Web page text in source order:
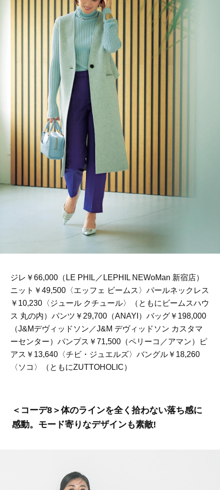
ジレ￥66,000（LE PHIL／LEPHIL NEWoMan 新宿店）
ニット￥49,500〈エッフェ ビームス〉パールネックレス
￥10,230〈ジュール クチュール〉（ともにビームスハウ
ス 丸の内）パンツ￥29,700（ANAYI）バッグ￥198,000
（J&Mデヴィッドソン／J&M デヴィッドソン カスタマ
ーセンター）パンプス￥71,500（ペリーコ／アマン）ピ
アス￥13,640〈チビ・ジュエルズ〉バングル￥18,260
〈ソコ〉（ともにZUTTOHOLIC）
＜コーデ8＞体のラインを全く拾わない落ち感に
感動。モード寄りなデザインも素敵!